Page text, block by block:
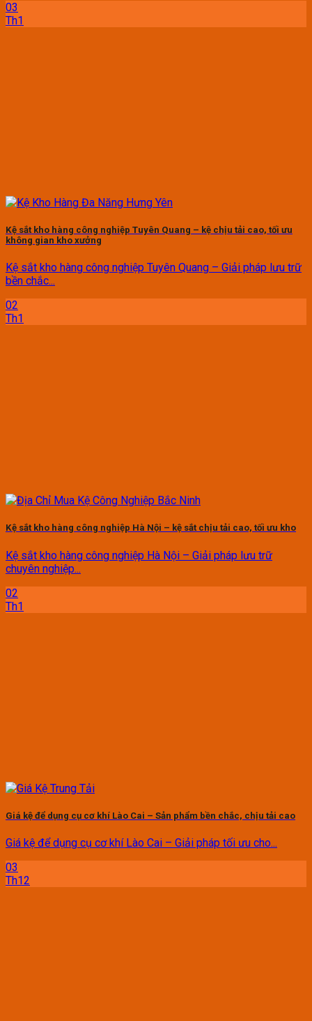
03
Th1
Kệ sắt kho hàng công nghiệp Tuyên Quang – kệ chịu tải cao, tối ưu
không gian kho xưởng
Kệ sắt kho hàng công nghiệp Tuyên Quang – Giải pháp lưu trữ
bền chắc...
02
Th1
Kệ sắt kho hàng công nghiệp Hà Nội – kệ sắt chịu tải cao, tối ưu kho
Kệ sắt kho hàng công nghiệp Hà Nội – Giải pháp lưu trữ
chuyên nghiệp...
02
Th1
Giá kệ để dụng cụ cơ khí Lào Cai – Sản phẩm bền chắc, chịu tải cao
Giá kệ để dụng cụ cơ khí Lào Cai – Giải pháp tối ưu cho...
03
Th12